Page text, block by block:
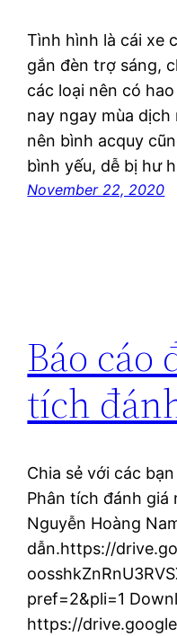
Tình hình là cái xe
gắn đèn trợ sáng,
các loại nên có
nay ngay mùa
nên bình acquy
bình yếu, dễ bị hư
November 22, 2020
Báo cáo
tích
Chia sẻ với các
Phân tích đánh giá
Nguyễn Hoàng
dẫn.https://
pref=2&pli=1
https://